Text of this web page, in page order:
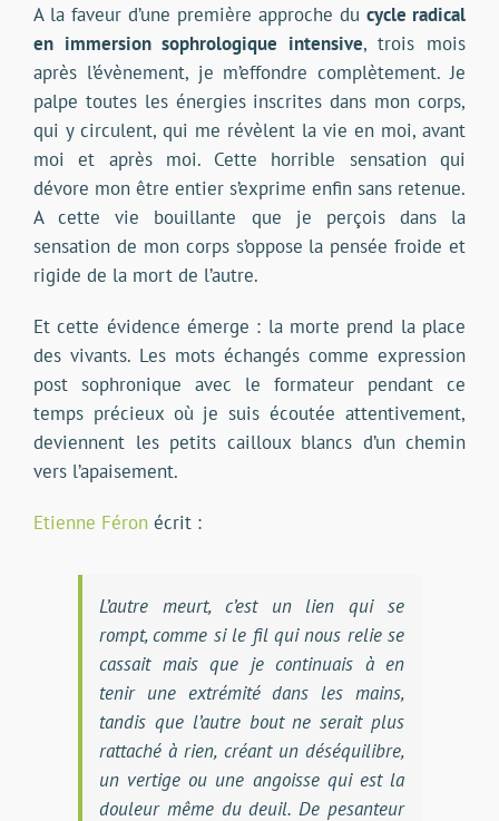
A la faveur d’une première approche du cycle radical
en immersion sophrologique intensive, trois mois
après l’évènement, je m’effondre complètement. Je
palpe toutes les énergies inscrites dans mon corps,
qui y circulent, qui me révèlent la vie en moi, avant
moi et après moi. Cette horrible sensation qui
dévore mon être entier s’exprime enfin sans retenue.
A cette vie bouillante que je perçois dans la
sensation de mon corps s’oppose la pensée froide et
rigide de la mort de l’autre.
Et cette évidence émerge : la morte prend la place
des vivants. Les mots échangés comme expression
post sophronique avec le formateur pendant ce
temps précieux où je suis écoutée attentivement,
deviennent les petits cailloux blancs d’un chemin
vers l’apaisement.
Etienne Féron écrit :
L’autre meurt, c’est un lien qui se
rompt, comme si le fil qui nous relie se
cassait mais que je continuais à en
tenir une extrémité dans les mains,
tandis que l’autre bout ne serait plus
rattaché à rien, créant un déséquilibre,
un vertige ou une angoisse qui est la
douleur même du deuil. De pesanteur